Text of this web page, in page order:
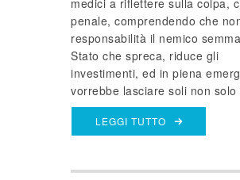
penale, comprendendo che
responsabilità il nemico
Stato che spreca, riduce gli
investimenti, ed in piena
vorrebbe lasciare soli non
LEGGI TUTTO